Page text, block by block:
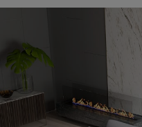
Ottoman